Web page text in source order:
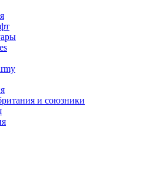
и союзники